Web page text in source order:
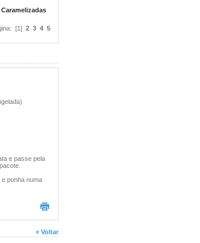
[1] 2 3 4 5
e passe pela
ponha numa
« Voltar